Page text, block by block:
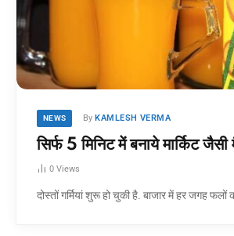
NEWS By KAMLESH VERMA
सिर्फ 5 मिनिट में बनाये मार्किट
0 Views
दोस्तों गर्मियां शुरू हो चुकी है. बाजार में हर जगह फलों